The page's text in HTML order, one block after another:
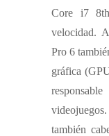
Core i7
velocidad.
Pro 6
gráfica
también